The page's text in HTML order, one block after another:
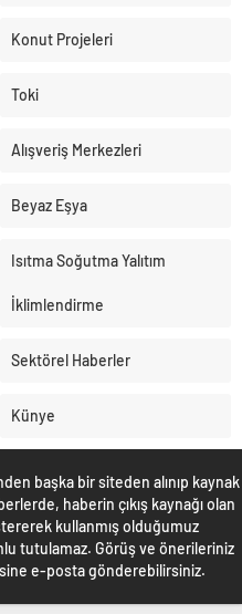
Konut Projeleri
Toki
Alışveriş Merkezleri
Beyaz Eşya
Isıtma Soğutma Yalıtım
İklimlendirme
Sektörel Haberler
Künye
başka bir siteden alınıp kaynak
haberin çıkış kaynağı olan
kullanmış olduğumuz
tutulamaz. Görüş ve önerileriniz
e-posta gönderebilirsiniz.